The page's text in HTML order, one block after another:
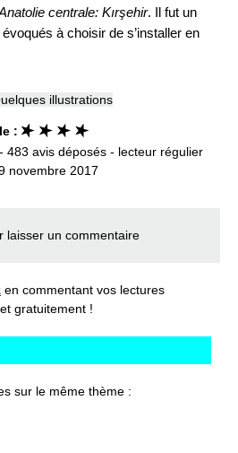
centrale: Kırşehir. Il fut un
à choisir de s’installer en
illustrations
:
- 483 avis déposés - lecteur régulier
novembre 2017
laisser un commentaire
en commentant vos lectures
gratuitement !
sur le même thème :